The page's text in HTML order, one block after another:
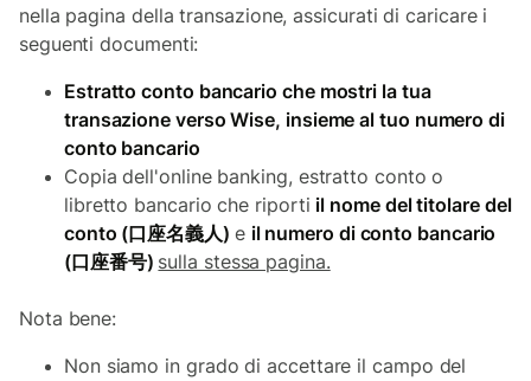
nella pagina della transazione, assicurati di caricare i
seguenti documenti:
Estratto conto bancario che mostri la tua
transazione verso Wise, insieme al tuo numero di
conto bancario
Copia dell'online banking, estratto conto o
libretto bancario che riporti il nome del titolare del
conto (口座名義人) e il numero di conto bancario
(口座番号) sulla stessa pagina.
Nota bene:
Non siamo in grado di accettare il campo del